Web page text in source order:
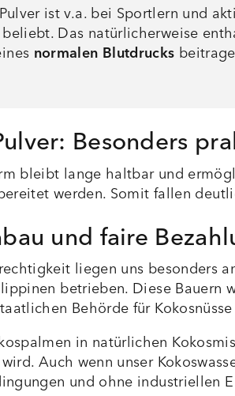
ist v.a. bei Sportlern und
beliebt. Das natürlicherweise
normalen Blutdrucks
Besonders
bleibt lange haltbar und
werden. Somit fallen
und faire
liegen uns besonders
betrieben. Diese Bauern
Behörde für
in natürlichen
Auch wenn unser
und ohne industriellen